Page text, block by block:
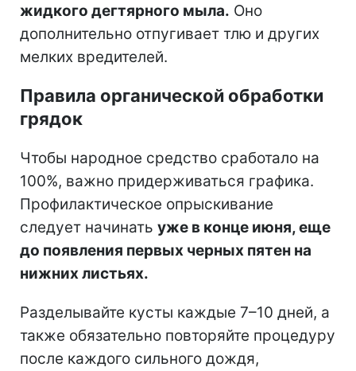
жидкого дегтярного мыла. Оно
дополнительно отпугивает тлю и других
мелких вредителей.
Правила органической обработки
грядок
Чтобы народное средство сработало на
100%, важно придерживаться графика.
Профилактическое опрыскивание
следует начинать уже в конце июня, еще
до появления первых черных пятен на
нижних листьях.
Разделывайте кусты каждые 7–10 дней, а
также обязательно повторяйте процедуру
после каждого сильного дождя,